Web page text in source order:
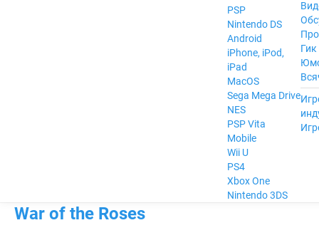
PSP
Nintendo DS
Android
iPhone, iPod,
iPad
MacOS
Sega Mega Drive
NES
PSP Vita
Mobile
Wii U
PS4
Xbox One
Nintendo 3DS
Гик
War of the Roses